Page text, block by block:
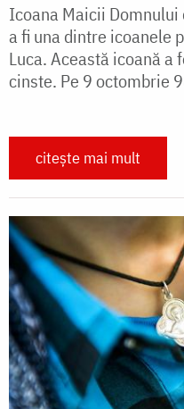
Icoana Maicii
a fi una dintre icoanele
Luca. Această icoană a
cinste. Pe 9 octombrie
citește mai mult